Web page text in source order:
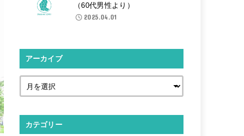
（60代男性より）
2025.04.01
アーカイブ
カテゴリー